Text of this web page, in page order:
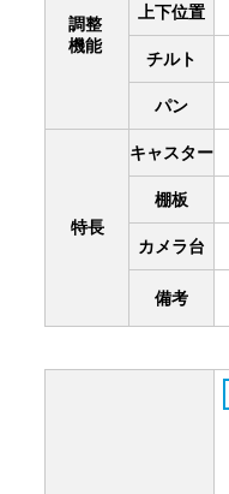
調整
機能
上下位置
チルト
パン
特長
キャスター
棚板
カメラ台
備考